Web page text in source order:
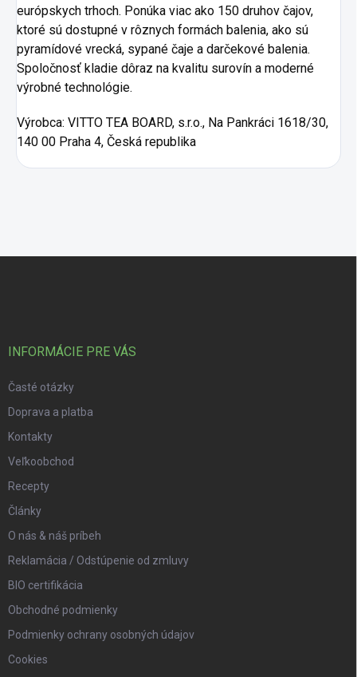
európskych trhoch. Ponúka viac ako 150 druhov čajov,
ktoré sú dostupné v rôznych formách balenia, ako sú
pyramídové vrecká, sypané čaje a darčekové balenia.
Spoločnosť kladie dôraz na kvalitu surovín a moderné
výrobné technológie.
Výrobca: VITTO TEA BOARD, s.r.o., Na Pankráci 1618/30,
140 00 Praha 4, Česká republika
INFORMÁCIE PRE VÁS
Časté otázky
Doprava a platba
Kontakty
Veľkoobchod
Recepty
Články
O nás & náš príbeh
Reklamácia / Odstúpenie od zmluvy
BIO certifikácia
Obchodné podmienky
Podmienky ochrany osobných údajov
Cookies